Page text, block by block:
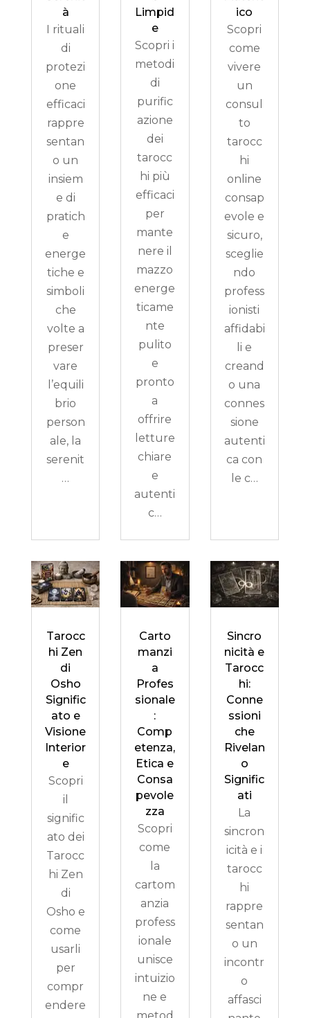
à
I rituali
di
protezi
one
efficaci
rappre
sentan
o un
insiem
e di
pratich
e
energe
tiche e
simboli
che
volte a
preser
vare
l’equili
brio
person
ale, la
serenit
…
Limpid
e
Scopri i
metodi
di
purific
azione
dei
tarocc
hi più
efficaci
per
mante
nere il
mazzo
energe
ticame
nte
pulito
e
pronto
a
offrire
letture
chiare
e
autenti
c…
ico
Scopri
come
vivere
un
consul
to
tarocc
hi
online
consap
evole e
sicuro,
sceglie
ndo
profess
ionisti
affidabi
li e
creand
o una
connes
sione
autenti
ca con
le c…
Tarocc
hi Zen
di
Osho
Signific
ato e
Visione
Interior
e
Scopri
il
signific
ato dei
Tarocc
hi Zen
di
Osho e
come
usarli
per
compr
endere
Carto
manzi
a
Profes
sionale
:
Comp
etenza,
Etica e
Consa
pevole
zza
Scopri
come
la
cartom
anzia
profess
ionale
unisce
intuizio
ne e
Sincro
nicità e
Tarocc
hi:
Conne
ssioni
che
Rivelan
o
Signific
ati
La
sincron
icità e i
tarocc
hi
rappre
sentan
o un
incontr
o
affasci